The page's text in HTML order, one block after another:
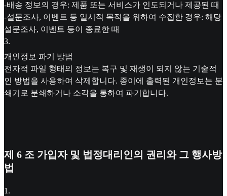
-배송 정보의 경우: 제품 또는 서비스가 인도되거나 제공된 때
-설문조사, 이벤트 등 일시적 목적을 위하여 수집한 경우: 해당
설문조사, 이벤트 등이 종료한 때
3.
개인정보 파기 방법
전자적 파일 형태의 정보는 복구 및 재생이 되지 않는 기술적
인 방법을 사용하여 삭제합니다. 종이에 출력된 개인정보는 분
쇄기로 분쇄하거나 소각을 통하여 파기합니다.
제 6 조 가입자 및 법정대리인의 권리와 그 행사방
법
1 .